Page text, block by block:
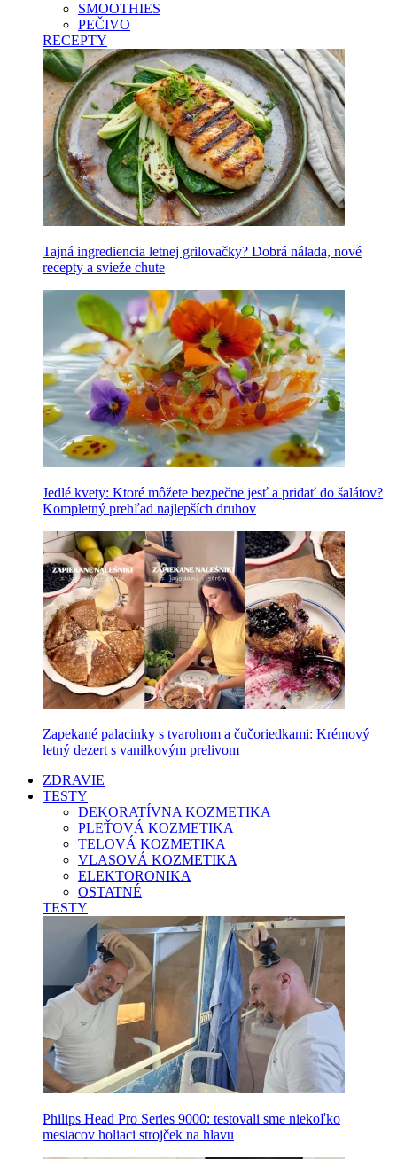
SMOOTHIES
PEČIVO
RECEPTY
Tajná ingrediencia letnej grilovačky? Dobrá nálada, nové
recepty a svieže chute
Jedlé kvety: Ktoré môžete bezpečne jesť a pridať do šalátov?
Kompletný prehľad najlepších druhov
Zapekané palacinky s tvarohom a čučoriedkami: Krémový
letný dezert s vanilkovým prelivom
ZDRAVIE
TESTY
DEKORATÍVNA KOZMETIKA
PLEŤOVÁ KOZMETIKA
TELOVÁ KOZMETIKA
VLASOVÁ KOZMETIKA
ELEKTORONIKA
OSTATNÉ
TESTY
Philips Head Pro Series 9000: testovali sme niekoľko
mesiacov holiaci strojček na hlavu